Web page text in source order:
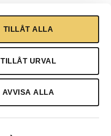
TILLÅT ALLA
TILLÅT URVAL
AVVISA ALLA